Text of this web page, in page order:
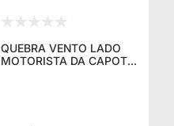
QUEBRA VENTO LADO
MOTORISTA DA CAPOTA